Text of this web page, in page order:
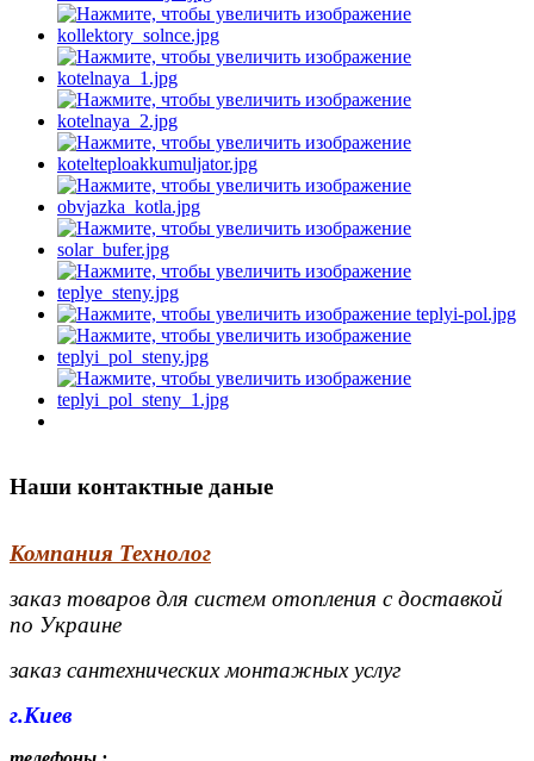
Наши контактные даные
Компания Технолог
заказ товаров для систем отопления с доставкой
по Украине
заказ сантехнических монтажных услуг
г.Киев